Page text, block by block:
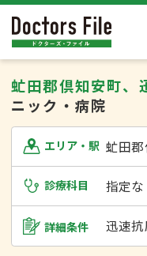
虻田郡倶知安町、
ニック・病院
エリア・駅 虻田
診療科目 指定な
詳細条件 迅速